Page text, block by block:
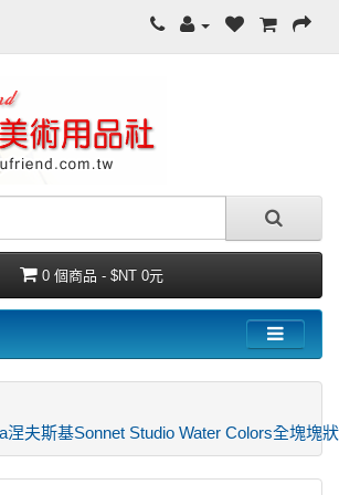
0 個商品 - $NT 0元
涅夫斯基Sonnet Studio Water Colors全塊塊